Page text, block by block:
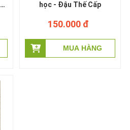
học - Đậu Thế Cấp
150.000 đ